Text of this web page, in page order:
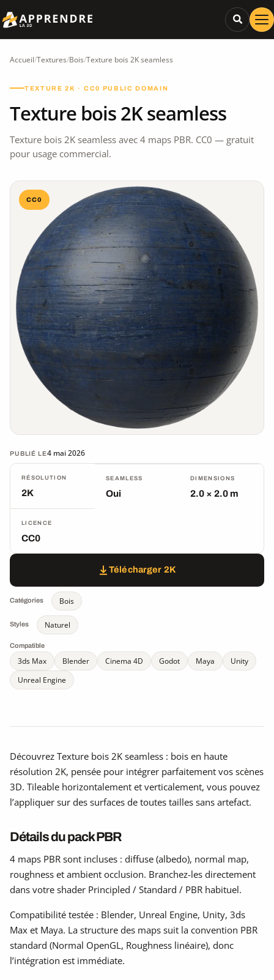
Accueil/Textures/Bois/Texture bois 2K seamless
TEXTURE 2K · CC0 PUBLIC DOMAIN
Texture bois 2K seamless
Texture bois 2K seamless avec 4 maps PBR. CC0 — gratuit
pour usage commercial.
CC0
PUBLIÉ LE4 mai 2026
RÉSOLUTION
2K
SEAMLESS
Oui
DIMENSIONS
2.0 × 2.0 m
LICENCE
CC0
Télécharger 2K
Catégories Bois
Styles Naturel
Compatible
3ds Max Blender Cinema 4D Godot Maya
Unity
Unreal Engine
Découvrez Texture bois 2K seamless : bois en haute
résolution 2K, pensée pour intégrer parfaitement vos scènes
3D. Tileable horizontalement et verticalement, vous pouvez
l’appliquer sur des surfaces de toutes tailles sans artefact.
Détails du pack PBR
4 maps PBR sont incluses : diffuse (albedo), normal map,
roughness et ambient occlusion. Branchez-les directement
dans votre shader Principled / Standard / PBR habituel.
Compatibilité testée : Blender, Unreal Engine, Unity, 3ds
Max et Maya. La structure des maps suit la convention PBR
standard (Normal OpenGL, Roughness linéaire), donc
l’intégration est immédiate.